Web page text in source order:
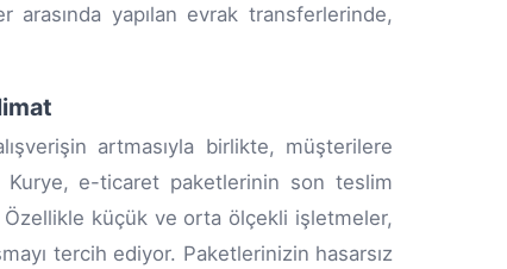
yapılan evrak transferlerinde,
artmasıyla birlikte, müşterilere
Kurye, e-ticaret paketlerinin son teslim
Özellikle küçük ve orta ölçekli işletmeler,
tercih ediyor. Paketlerinizin hasarsız